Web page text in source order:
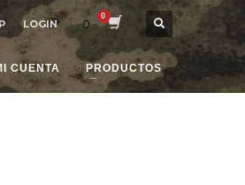
LOGIN 0
CUENTA PRODUCTOS